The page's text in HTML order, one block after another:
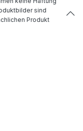
sind
Produkt